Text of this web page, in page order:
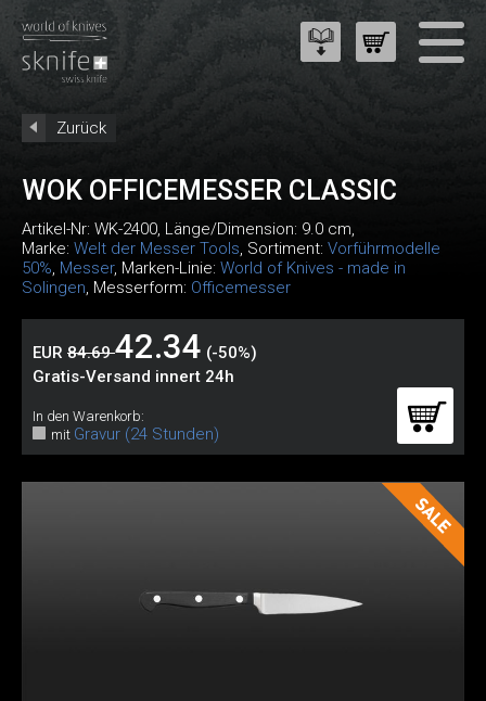
Zurück
WOK OFFICEMESSER CLASSIC
Artikel-Nr: WK-2400, Länge/Dimension: 9.0 cm,
Marke: Welt der Messer Tools, Sortiment: Vorführmodelle
50%, Messer, Marken-Linie: World of Knives - made in
Solingen, Messerform: Officemesser
EUR 84.6942.34 (-50%)
Gratis-Versand innert 24h
In den Warenkorb:
mit Gravur (24 Stunden)